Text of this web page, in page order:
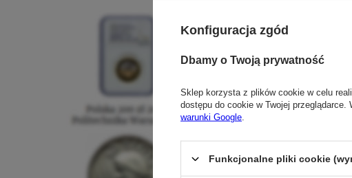
Konfiguracja zgód
Dbamy o Twoją prywatność
Sklep korzysta z plików cookie w celu
dostępu do cookie w Twojej
warunki Google
Funkcjonalne pliki cookie